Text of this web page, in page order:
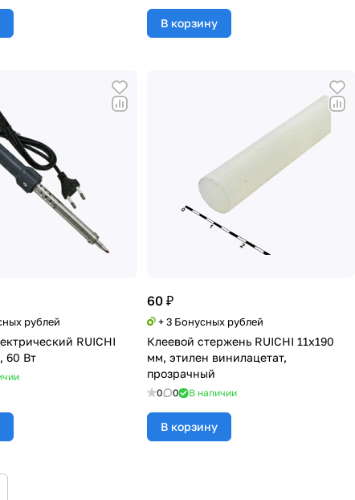
В корзину
рублей
RUICHI
60 Вт
60 ₽
+ 3 Бонусных рублей
Клеевой стержень RUICHI 11х190
мм, этилен винилацетат,
прозрачный
0 0 В наличии
В корзину